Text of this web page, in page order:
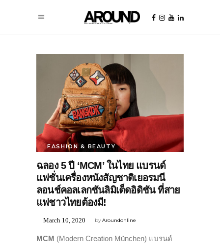
FASHION & BEAUTY
ฉลอง 5 ปี ‘MCM’ ในไทย แบรนด์
แฟชั่นเครื่องหนังสัญชาติเยอรมนี
ลอนช์คอลเลกชันลิมิเต็ดอิดิชัน ที่สาย
แฟชาวไทยต้องมี!
byAroundonline
March 10, 2020
MCM (Modern Creation München) แบรนด์